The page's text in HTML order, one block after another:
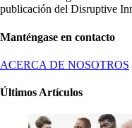
publicación del Disruptive
Manténgase en contacto
ACERCA DE NOSOTROS
Últimos Artículos